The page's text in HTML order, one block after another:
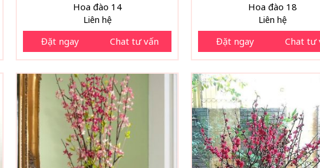
Hoa đào 14
Liên hệ
Đặt ngay Chat tư vấn
Hoa đào 18
Liên hệ
Đặt ngay Chat tư